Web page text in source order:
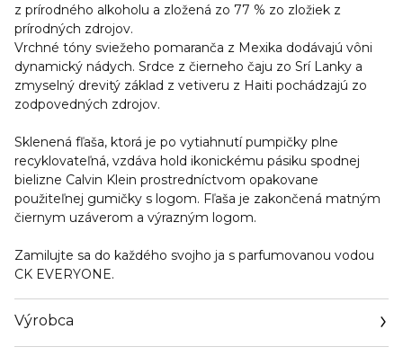
z prírodného alkoholu a zložená zo 77 % zo zložiek z
prírodných zdrojov.
Vrchné tóny sviežeho pomaranča z Mexika dodávajú vôni
dynamický nádych. Srdce z čierneho čaju zo Srí Lanky a
zmyselný drevitý základ z vetiveru z Haiti pochádzajú zo
zodpovedných zdrojov.
Sklenená fľaša, ktorá je po vytiahnutí pumpičky plne
recyklovateľná, vzdáva hold ikonickému pásiku spodnej
bielizne Calvin Klein prostredníctvom opakovane
použiteľnej gumičky s logom. Fľaša je zakončená matným
čiernym uzáverom a výrazným logom.
Zamilujte sa do každého svojho ja s parfumovanou vodou
CK EVERYONE.
Výrobca